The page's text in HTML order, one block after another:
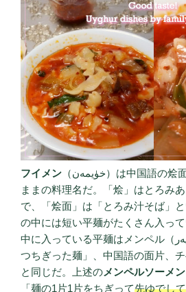
フイメン （خۈيمەن）は中国語の烩面（フイミェン）その
ままの料理名だ。「烩」はとろみ
で、「烩面」は「とろみ汁そば」
の中には短い平麺がたくさん入って
中に入っている平麺はメンペル（مەنپەر）すなわち「1つ1
つちぎった麺」、中国語の面片、
と同じだ。上述のメンペルソーメン
「麺の1片1片をちぎって先ゆでし